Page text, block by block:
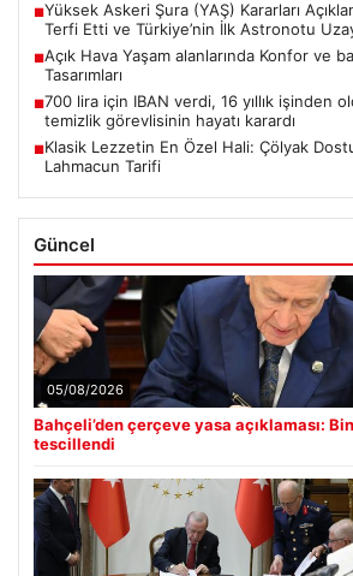
■Yüksek Askeri Şura (YAŞ) Kararları
Terfi Etti ve Türkiye’nin İlk Astronotu
■Açık Hava Yaşam alanlarında Konfor ve
Tasarımları
■700 lira için IBAN verdi, 16 yıllık işinden
temizlik görevlisinin hayatı karardı
■Klasik Lezzetin En Özel Hali: Çölyak
Lahmacun Tarifi
Güncel
05/08/2026
Bahçeli’den çerçeve yasa açıklaması:
tescillendi